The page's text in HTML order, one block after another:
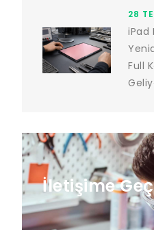
28
iPad
Full
İletişime Geç